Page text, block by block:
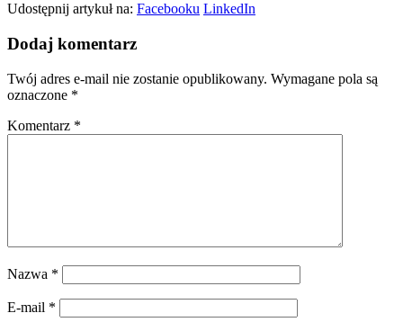
Udostępnij artykuł na: Facebooku LinkedIn
Dodaj komentarz
Twój adres e-mail nie zostanie opublikowany. Wymagane pola są
oznaczone *
Komentarz *
Nazwa *
E-mail *